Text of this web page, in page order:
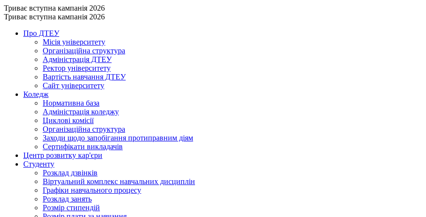
Триває вступна кампанія 2026
Триває вступна кампанія 2026
Про ДТЕУ
Місія університету
Організаційна структура
Адміністрація ДТЕУ
Ректор університету
Вартість навчання ДТЕУ
Сайт університету
Коледж
Нормативна база
Адміністрація коледжу
Циклові комісії
Організаційна структура
Заходи щодо запобігання протиправним діям
Сертифікати викладачів
Центр розвитку кар'єри
Студенту
Розклад дзвінків
Віртуальний комплекс навчальних дисциплін
Графіки навчального процесу
Розклад занять
Розмір стипендій